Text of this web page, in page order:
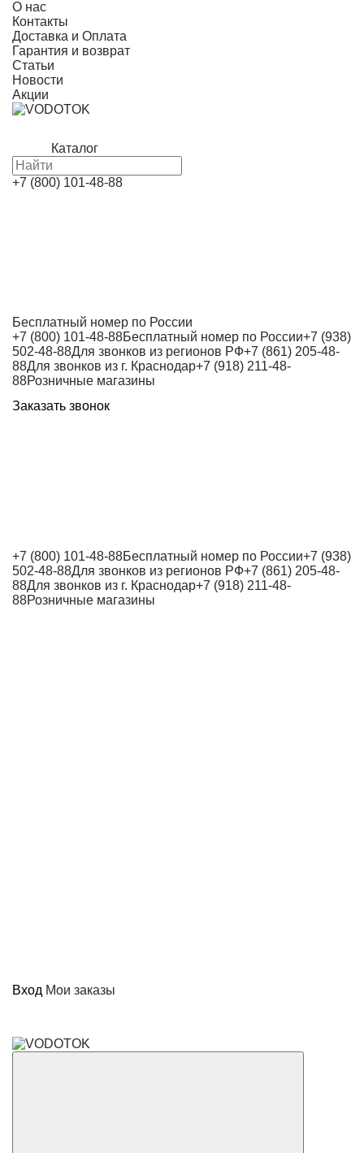
О нас
Контакты
Доставка и Оплата
Гарантия и возврат
Статьи
Новости
Акции
Каталог
+7 (800) 101-48-88
Бесплатный номер по России
+7 (800) 101-48-88Бесплатный номер по России+7 (938)
502-48-88Для звонков из регионов РФ+7 (861) 205-48-
88Для звонков из г. Краснодар+7 (918) 211-48-
88Розничные магазины
Заказать звонок
+7 (800) 101-48-88Бесплатный номер по России+7 (938)
502-48-88Для звонков из регионов РФ+7 (861) 205-48-
88Для звонков из г. Краснодар+7 (918) 211-48-
88Розничные магазины
Вход Мои заказы